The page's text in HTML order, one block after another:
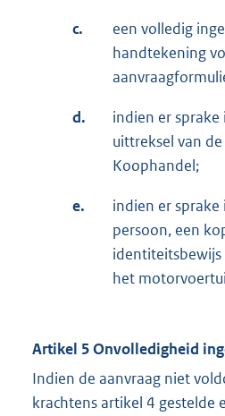
c.
een volledig
handtekening
d.
indien er sprake
uittreksel van
Koophandel;
e.
indien er
persoon, een
het
Artikel 5 Onvolledigheid
Indien de aanvraag niet
krachtens artikel 4 gestelde